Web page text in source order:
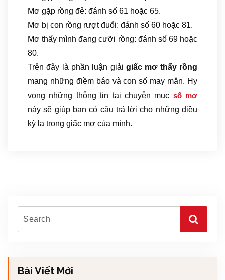
Mơ gặp rồng đẻ: đánh số 61 hoặc 65.
Mơ bị con rồng rượt đuổi: đánh số 60 hoặc 81.
Mơ thấy mình đang cưỡi rồng: đánh số 69 hoặc
80.
Trên đây là phần luận giải giấc mơ thấy rồng
mang những điềm báo và con số may mắn. Hy
vọng những thông tin tại chuyên mục sổ mơ
này sẽ giúp bạn có câu trả lời cho những điều
kỳ lạ trong giấc mơ của mình.
Bài Viết Mới